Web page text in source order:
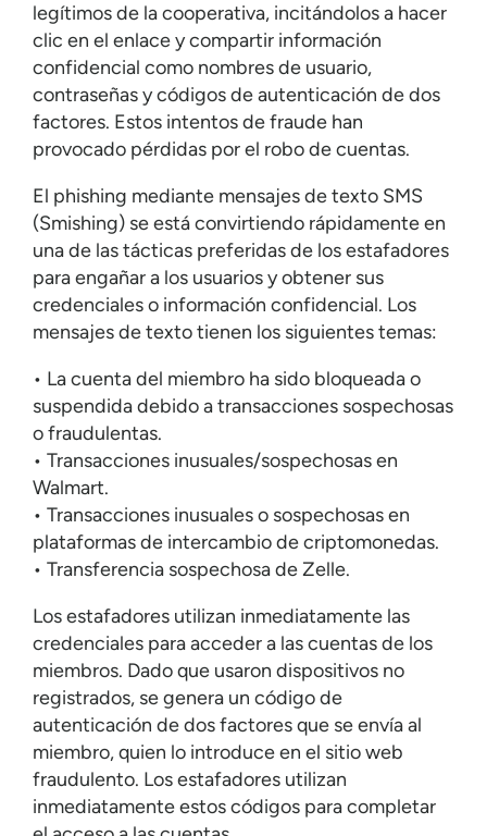
legítimos de la cooperativa, incitándolos a hacer
clic en el enlace y compartir información
confidencial como nombres de usuario,
contraseñas y códigos de autenticación de dos
factores. Estos intentos de fraude han
provocado pérdidas por el robo de cuentas.
El phishing mediante mensajes de texto SMS
(Smishing) se está convirtiendo rápidamente en
una de las tácticas preferidas de los estafadores
para engañar a los usuarios y obtener sus
credenciales o información confidencial. Los
mensajes de texto tienen los siguientes temas:
• La cuenta del miembro ha sido bloqueada o
suspendida debido a transacciones sospechosas
o fraudulentas.
• Transacciones inusuales/sospechosas en
Walmart.
• Transacciones inusuales o sospechosas en
plataformas de intercambio de criptomonedas.
• Transferencia sospechosa de Zelle.
Los estafadores utilizan inmediatamente las
credenciales para acceder a las cuentas de los
miembros. Dado que usaron dispositivos no
registrados, se genera un código de
autenticación de dos factores que se envía al
miembro, quien lo introduce en el sitio web
fraudulento. Los estafadores utilizan
inmediatamente estos códigos para completar